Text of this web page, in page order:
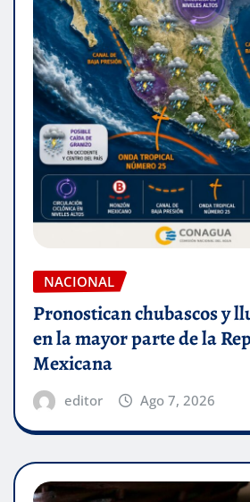
NACIONAL
Pronostican chubascos y
en la mayor parte de la
Mexicana
editor Ago 7, 2026